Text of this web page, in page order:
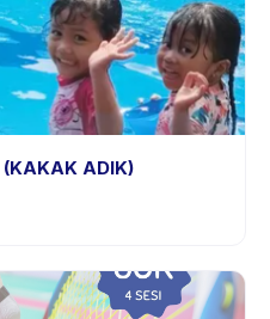
(KAKAK ADIK)